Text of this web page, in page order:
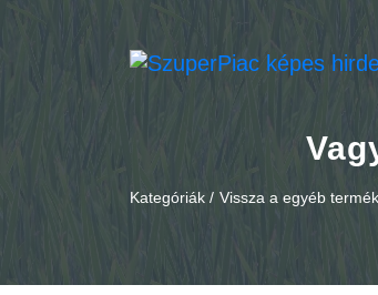
Kategóriák / Vissza a egyéb